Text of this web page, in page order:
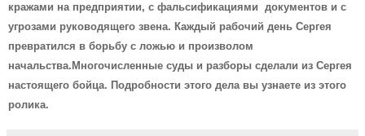
кражами на предприятии, с фальсификациями документов и с
угрозами руководящего звена. Каждый рабочий день Сергея
превратился в борьбу с ложью и произволом
начальства.Многочисленные суды и разборы сделали из Сергея
настоящего бойца. Подробности этого дела вы узнаете из этого
ролика.